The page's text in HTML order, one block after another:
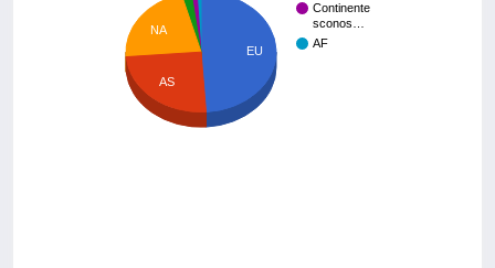
Continente
sconos…
AF
EU
NA
AS